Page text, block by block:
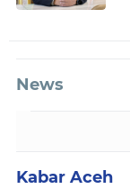
News
Kabar Aceh